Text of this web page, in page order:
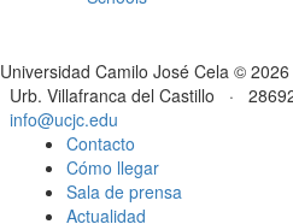
Universidad Camilo José Cela ©
Urb. Villafranca del Castillo ·
info@ucjc.edu
Contacto
Cómo llegar
Sala de prensa
Actualidad